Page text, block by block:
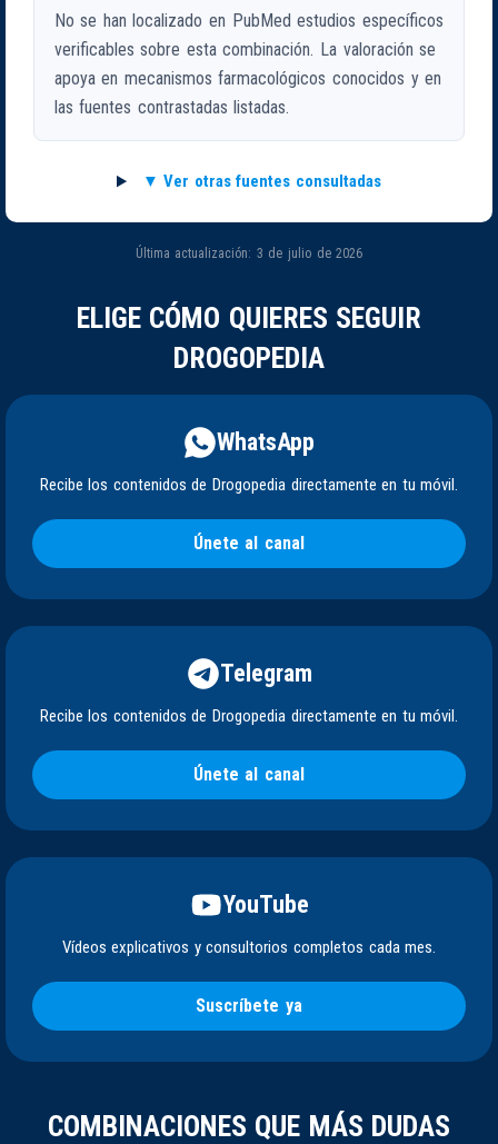
No se han localizado en PubMed estudios específicos
verificables sobre esta combinación. La valoración se
apoya en mecanismos farmacológicos conocidos y en
las fuentes contrastadas listadas.
Ver otras fuentes consultadas
Última actualización: 3 de julio de 2026
ELIGE CÓMO QUIERES SEGUIR
DROGOPEDIA
WhatsApp
Recibe los contenidos de Drogopedia directamente en tu móvil.
Únete al canal
Telegram
Recibe los contenidos de Drogopedia directamente en tu móvil.
Únete al canal
YouTube
Vídeos explicativos y consultorios completos cada mes.
Suscríbete ya
COMBINACIONES QUE MÁS DUDAS